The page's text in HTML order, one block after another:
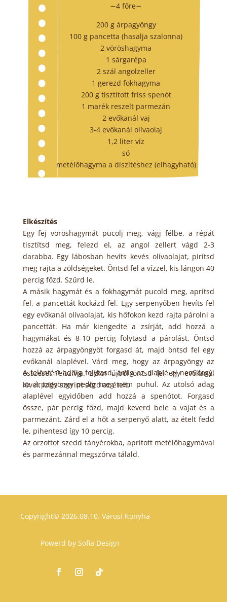
∼4 főre∼
200 g árpagyöngy
100 g pancetta (hasalja szalonna)
2 vöröshagyma
1 sárgarépa
2 szál angolzeller
1 gerezd fokhagyma
200 g tisztított friss spenót
1 marék reszelt parmezán
2 evőkanál vaj
3-4 evőkanál olívaolaj
1,2 liter víz
só
metélőhagyma a díszítéshez (elhagyható)
Elkészítés
Egy fej vöröshagymát pucolj meg, vágj félbe, a répát
tisztítsd meg, felezd el, az angol zellert vágd 2-3
darabba. Egy lábosban hevíts kevés olívaolajat, pirítsd
meg rajta a zöldségeket. Öntsd fel a vízzel, kis lángon 40
percig főzd. Szűrd le.
A másik hagymát és a fokhagymát pucold meg, aprítsd
fel, a pancettát kockázd fel. Egy serpenyőben hevíts fel
egy evőkanál olívaolajat, kis hőfokon kezd rajta párolni a
pancettát. Ha már kiengedte a zsírját, add hozzá a
hagymákat és 8-10 percig folytasd a párolást. Öntsd
hozzá az árpagyöngyöt forgasd át, majd öntsd fel egy
evőkanál alaplével. Várd meg, hogy az árpagyöngy az
összeset felszívja. Ekkor újból öntsd fel egy evőkanál
lével, ízlés szerint sózd az ételt.
A felöntést addig folytasd, amíg az alaplé el nem fogy,
az árpagyöngy pedig meg nem puhul. Az utolsó adag
alaplével egyidőben add hozzá a spenótot. Forgasd
össze, pár percig főzd, majd keverd bele a vajat és a
parmezánt. Zárd el a hőt a serpenyő alatt, az ételt fedd
le, pihentesd így 10 percig.
Az orzottot szedd tányérokba, aprított metélőhagymával
és parmezánnal megszórva tálald.
Copyright© 2026.08.10. Városi Konyha
Powerd by Sofia Design